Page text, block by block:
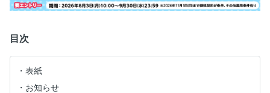
目次
表紙
お知らせ